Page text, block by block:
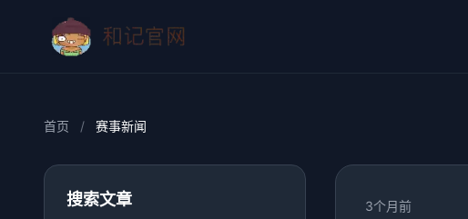
首页 / 赛事新闻
搜索文章 3个月前